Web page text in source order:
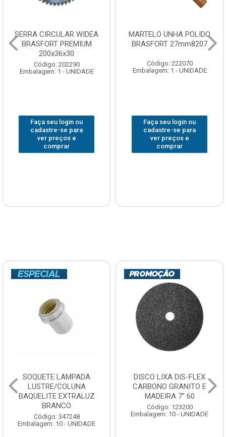
SERRA CIRCULAR WIDEA
BRASFORT PREMIUM
200x36x30
Código: 202290
Embalagem: 1 - UNIDADE
Faça seu login ou
cadastre-se para
ver preços e
comprar
MARTELO UNHA POLIDO
BRASFORT 27mm8207
Código: 222070
Embalagem: 1 - UNIDADE
Faça seu login ou
cadastre-se para
ver preços e
comprar
SOQUETE LAMPADA
LUSTRE/COLUNA
BAQUELITE EXTRALUZ
BRANCO
Código: 347248
Embalagem: 10 - UNIDADE
DISCO LIXA DIS-FLEX
CARBONO GRANITO E
MADEIRA 7” 60
Código: 123200
Embalagem: 10 - UNIDADE